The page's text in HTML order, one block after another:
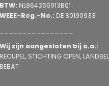
BTW: NL864365913B01
WEEE-Reg.-No.: DE 80190933
Wij zijn aangesloten bij o.a.:
RECUPEL, STICHTING OPEN,
BEBAT